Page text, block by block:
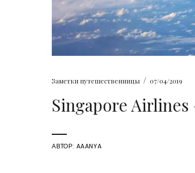
Заметки путешественницы / 07/04/2019
Singapore
АВТОР: AAANYA